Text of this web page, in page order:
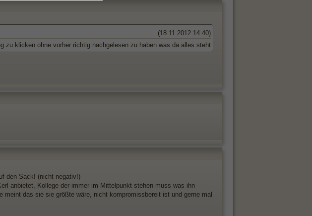
(18.11.2012 14:40)
zu klicken ohne vorher richtig nachgelesen zu haben was da alles steht
den Sack! (nicht negativ!)
anbietet, Kollege der immer im Mittelpunkt stehen muss was ihn
meint das sie sie größte wäre, nicht kompromissbereit ist und gerne mal